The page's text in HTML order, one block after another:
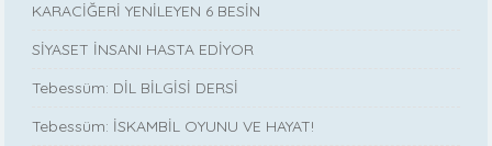
KARACİĞERİ YENİLEYEN 6 BESİN
SİYASET İNSANI HASTA EDİYOR
Tebessüm: DİL BİLGİSİ DERSİ
Tebessüm: İSKAMBİL OYUNU VE HAYAT!